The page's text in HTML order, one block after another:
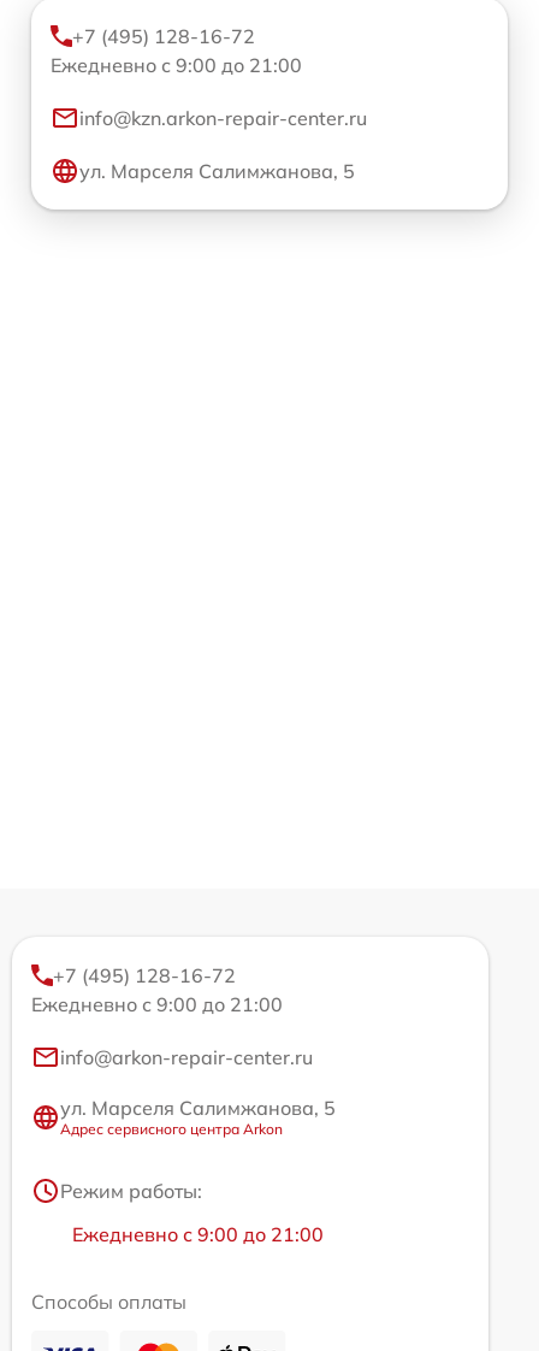
+7 (495) 128-16-72
Ежедневно с 9:00 до 21:00
info@kzn.arkon-repair-center.ru
ул. Марселя Салимжанова, 5
+7 (495) 128-16-72
Ежедневно с 9:00 до 21:00
info@arkon-repair-center.ru
ул. Марселя Салимжанова, 5
Адрес сервисного центра Arkon
Режим работы:
Ежедневно с 9:00 до 21:00
Способы оплаты